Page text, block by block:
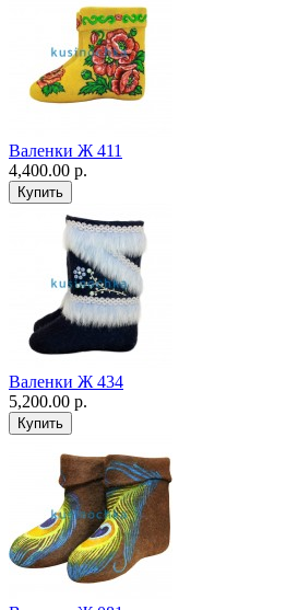
Валенки Ж 411
4,400.00 р.
Валенки Ж 434
5,200.00 р.